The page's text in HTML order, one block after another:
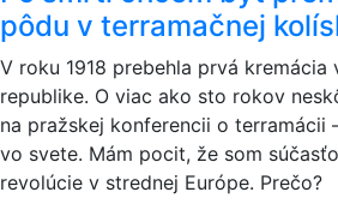
pôdu v terramačnej
V roku 1918 prebehla prvá kremácia
republike. O viac ako sto rokov
na pražskej konferencii o terramácii
vo svete. Mám pocit, že som
revolúcie v strednej Európe. Prečo?